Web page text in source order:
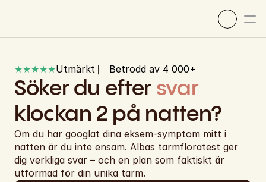
★★★★★Utmärkt ⎸ Betrodd av 4 000+
Söker du efter svar
klockan 2 på natten?
Om du har googlat dina eksem-symptom mitt i
natten är du inte ensam. Albas tarmfloratest ger
dig verkliga svar – och en plan som faktiskt är
utformad för din unika tarm.